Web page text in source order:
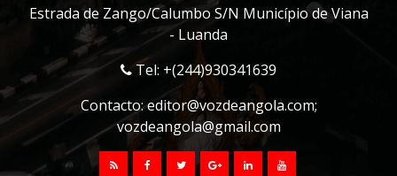
Estrada de Zango/Calumbo S/N Município de Viana
- Luanda
Tel: +(244)930341639
Contacto:editor@vozdeangola.com;
vozdeangola@gmail.com